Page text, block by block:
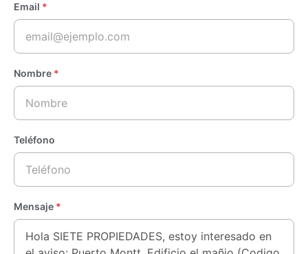
Email *
Nombre *
Teléfono
Mensaje *